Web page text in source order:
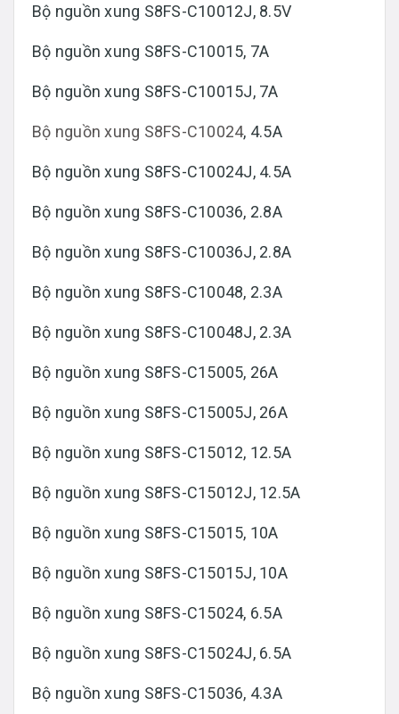
Bộ nguồn xung S8FS-C10012J, 8.5V
Bộ nguồn xung S8FS-C10015, 7A
Bộ nguồn xung S8FS-C10015J, 7A
Bộ nguồn xung S8FS-C10024, 4.5A
Bộ nguồn xung S8FS-C10024J, 4.5A
Bộ nguồn xung S8FS-C10036, 2.8A
Bộ nguồn xung S8FS-C10036J, 2.8A
Bộ nguồn xung S8FS-C10048, 2.3A
Bộ nguồn xung S8FS-C10048J, 2.3A
Bộ nguồn xung S8FS-C15005, 26A
Bộ nguồn xung S8FS-C15005J, 26A
Bộ nguồn xung S8FS-C15012, 12.5A
Bộ nguồn xung S8FS-C15012J, 12.5A
Bộ nguồn xung S8FS-C15015, 10A
Bộ nguồn xung S8FS-C15015J, 10A
Bộ nguồn xung S8FS-C15024, 6.5A
Bộ nguồn xung S8FS-C15024J, 6.5A
Bộ nguồn xung S8FS-C15036, 4.3A